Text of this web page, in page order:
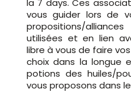
la 7 days. Ces
vous guider lors de
propositions/
utilisées et en lien
libre à vous de faire
choix dans la longue
potions des huiles/
vous proposons dans